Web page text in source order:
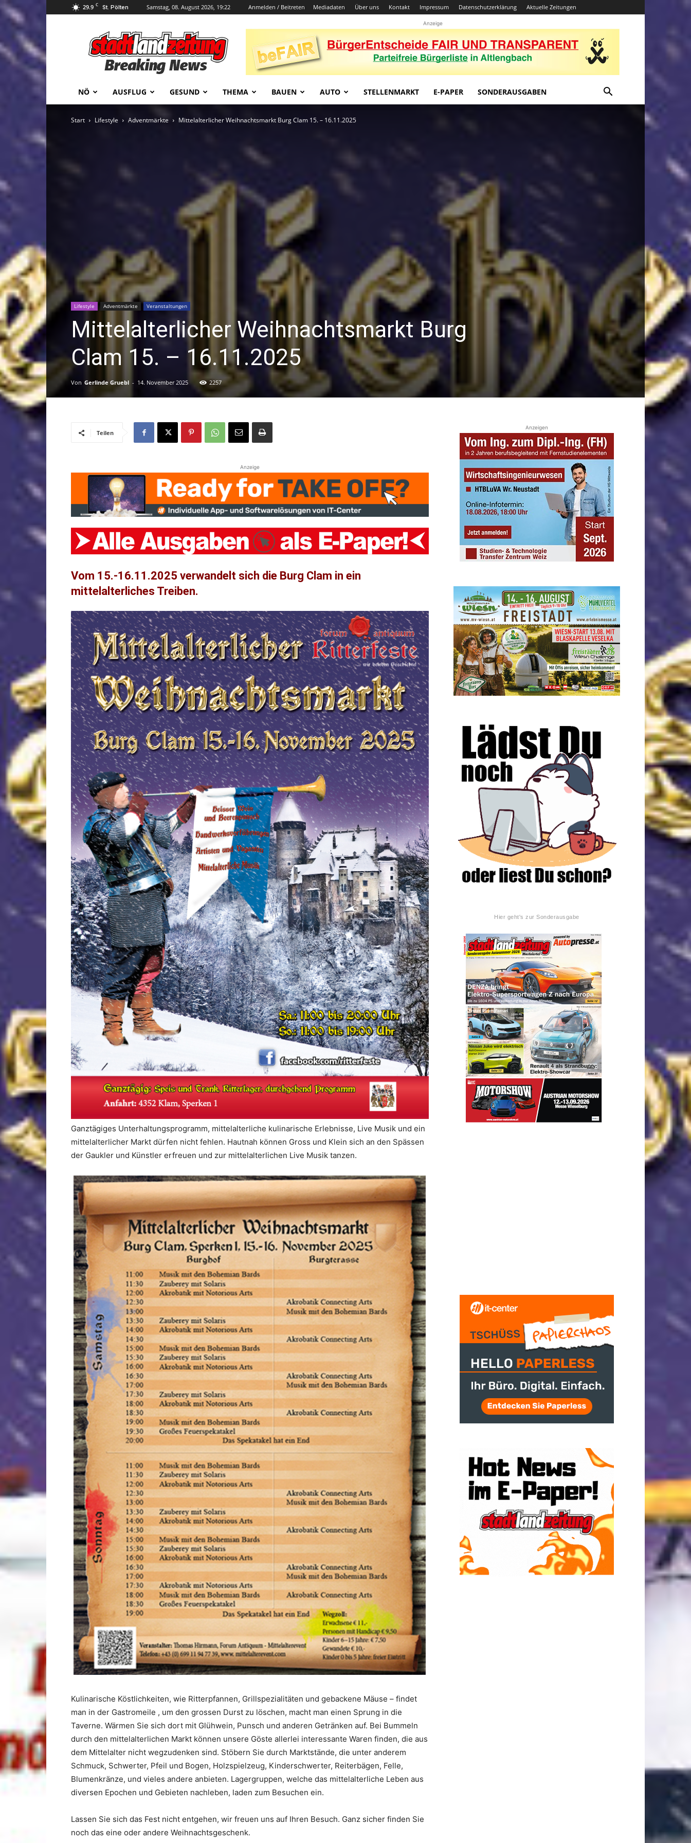
29.9 C St. Pölten Samstag, 08. August 2026, 19:22 Anmelden / Beitreten Mediadaten Über uns Kontakt Impressum Datenschutzerklärung Aktuelle Zeitungen
stadtlandzeitung
Anzeige
NÖ AUSFLUG GESUND THEMA BAUEN AUTO STELLENMARKT E-PAPER SONDERAUSGABEN
Start Lifestyle Adventmärkte Mittelalterlicher Weihnachtsmarkt Burg Clam 15. – 16.11.2025
Lifestyle Adventmärkte Veranstaltungen
Mittelalterlicher Weihnachtsmarkt Burg
Clam 15. – 16.11.2025
Von Gerlinde Gruebl - 14. November 2025 2257
Teilen
Anzeige
Vom 15.-16.11.2025 verwandelt sich die Burg Clam in ein
mittelalterliches Treiben.
Ganztägiges Unterhaltungsprogramm, mittelalterliche kulinarische Erlebnisse, Live Musik und ein
mittelalterlicher Markt dürfen nicht fehlen. Hautnah können Gross und Klein sich an den Spässen
der Gaukler und Künstler erfreuen und zur mittelalterlichen Live Musik tanzen.
Kulinarische Köstlichkeiten, wie Ritterpfannen, Grillspezialitäten und gebackene Mäuse – findet
man in der Gastromeile , um den grossen Durst zu löschen, macht man einen Sprung in die
Taverne. Wärmen Sie sich dort mit Glühwein, Punsch und anderen Getränken auf. Bei Bummeln
durch den mittelalterlichen Markt können unsere Göste allerlei interessante Waren finden, die aus
dem Mittelalter nicht wegzudenken sind. Stöbern Sie durch Marktstände, die unter anderem
Schmuck, Schwerter, Pfeil und Bogen, Holzspielzeug, Kinderschwerter, Reiterbägen, Felle,
Blumenkränze, und vieles andere anbieten. Lagergruppen, welche das mittelalterliche Leben aus
diversen Epochen und Gebieten nachleben, laden zum Besuchen ein.
Lassen Sie sich das Fest nicht entgehen, wir freuen uns auf Ihren Besuch. Ganz sicher finden Sie
noch das eine oder andere Weihnachtsgeschenk.
Anzeigen
Hier geht's zur Sonderausgabe